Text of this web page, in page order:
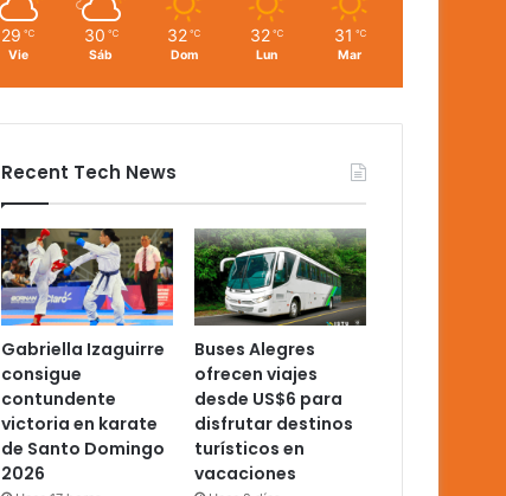
29 ℃
Vie
30 ℃
Sáb
32 ℃
Dom
32 ℃
Lun
31 ℃
Mar
Recent Tech News
Gabriella Izaguirre
consigue
contundente
victoria en karate
de Santo Domingo
2026
Buses Alegres
ofrecen viajes
desde US$6 para
disfrutar destinos
turísticos en
vacaciones